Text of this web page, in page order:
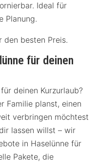
Ideal für
Planung.
den besten Preis.
für deinen
deinen Kurzurlaub?
Familie planst, einen
verbringen möchtest
lassen willst – wir
in Haselünne für
Pakete, die